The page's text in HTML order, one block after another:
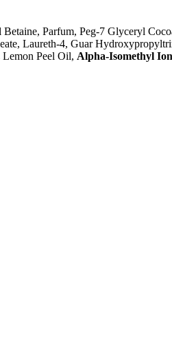
Parfum, Peg-7 Glyceryl
Laureth-4, Guar
Lemon Peel Oil, Alpha-Isomethyl